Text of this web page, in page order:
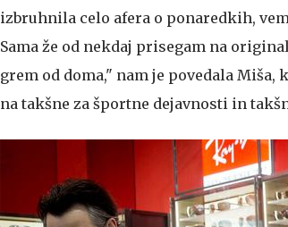
izbruhnila celo afera o ponaredkih,
Sama že od nekdaj prisegam na
grem od doma," nam je povedala
na takšne za športne dejavnosti in